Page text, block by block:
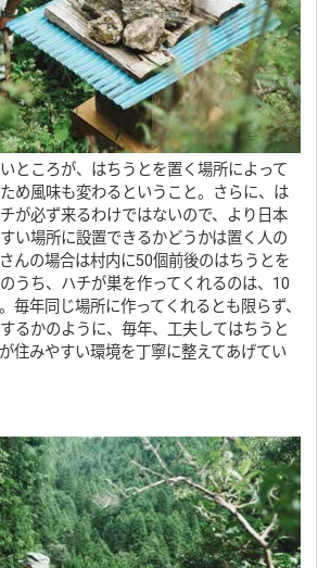
ところが、はちうとを置く場所によって
め風味も変わるということ。さらに、は
が必ず来るわけではないので、より日本
い場所に設置できるかどうかは置く人の
んの場合は村内に50個前後のはちうとを
うち、ハチが巣を作ってくれるのは、10
毎年同じ場所に作ってくれるとも限らず、
るかのように、毎年、工夫してはちうと
住みやすい環境を丁寧に整えてあげてい